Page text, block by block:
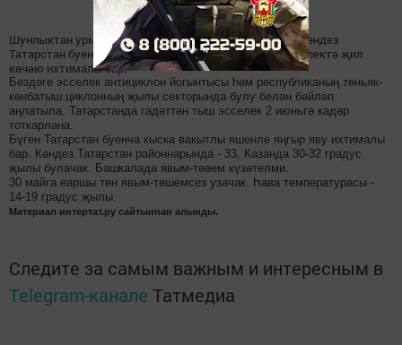
Шунлыктан урманнарда янгын чыгу куркынычы зур. Көндез
Татарстан буенча яшен һәм секундына 15-20 метр тизлектә җил
көчәю ихтималы бар.
Бездәге эсселек антициклон йогынтысы һәм республиканың төньяк-
көнбатыш циклонның җылы секторында булу белән бәйләп
аңлатыла. Татарстанда гадәттән тыш эсселек 2 июньгә кадәр
тоткарлана.
Бүген Татарстан буенча кыска вакытлы яшенле яңгыр яву ихтималы
бар. Көндез Татарстан районнарында - 33, Казанда 30-32 градус
җылы булачак. Башкалада явым-төәем күзәтелми.
30 майга еаршы төн явым-төшемсез узачак. Һава температурасы -
14-19 градус җылы.
Материал интертат.ру сайтыннан алынды.
Следите за самым важным и интересным в
Telegram-канале Татмедиа